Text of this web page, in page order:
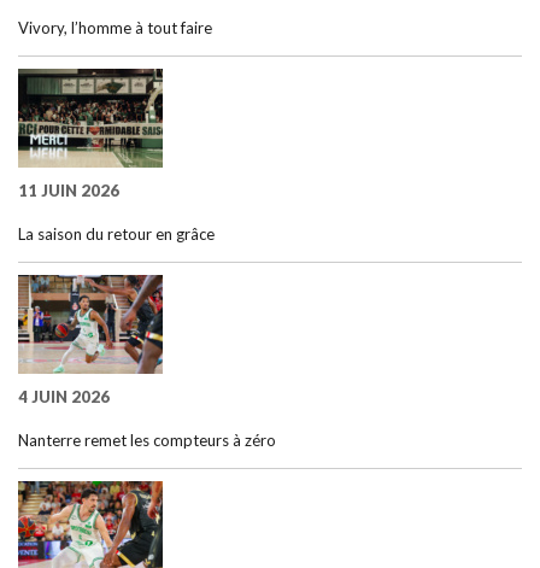
Vivory, l’homme à tout faire
11 JUIN 2026
La saison du retour en grâce
4 JUIN 2026
Nanterre remet les compteurs à zéro